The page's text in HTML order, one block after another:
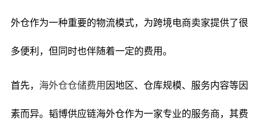
外仓作为一种重要的物流模式，为跨境电商卖家提供了很
多便利，但同时也伴随着一定的费用。
首先， 海外仓仓储费用 因地区、仓库规模、服务内容等因
素而异。韬博供应链海外仓作为一家专业的服务商，其费